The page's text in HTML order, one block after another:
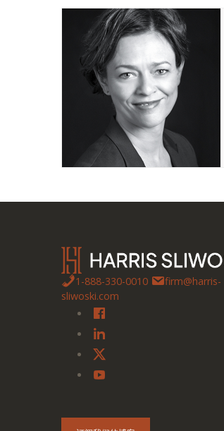
1-888-330-0010
firm@harris-
sliwoski.com